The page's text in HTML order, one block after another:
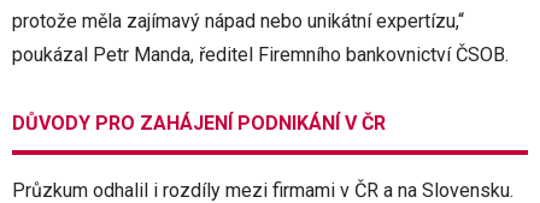
protože měla zajímavý nápad nebo unikátní expertízu,“
poukázal Petr Manda, ředitel Firemního bankovnictví ČSOB.
DŮVODY PRO ZAHÁJENÍ PODNIKÁNÍ V ČR
Průzkum odhalil i rozdíly mezi firmami v ČR a na Slovensku.